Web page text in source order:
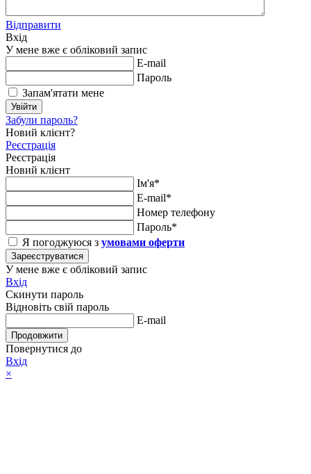
Відправити
Вхід
У мене вже є обліковий запис
E-mail
Пароль
Запам'ятати мене
Увійти
Забули пароль?
Новий клієнт?
Реєстрація
Реєстрація
Новий клієнт
Ім'я*
E-mail*
Номер телефону
Пароль*
Я погоджуюся з умовами оферти
Зареєструватися
У мене вже є обліковий запис
Вхід
Скинути пароль
Відновіть свій пароль
E-mail
Продовжити
Повернутися до
Вхід
×